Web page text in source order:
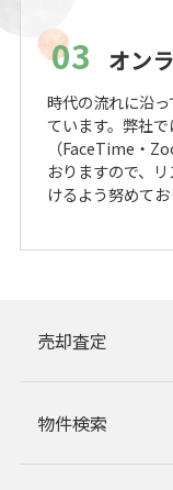
03 オン
時代の流れに沿
ています。弊社
（FaceTime・
おりますので、
けるよう努めてお
売却査定
物件検索